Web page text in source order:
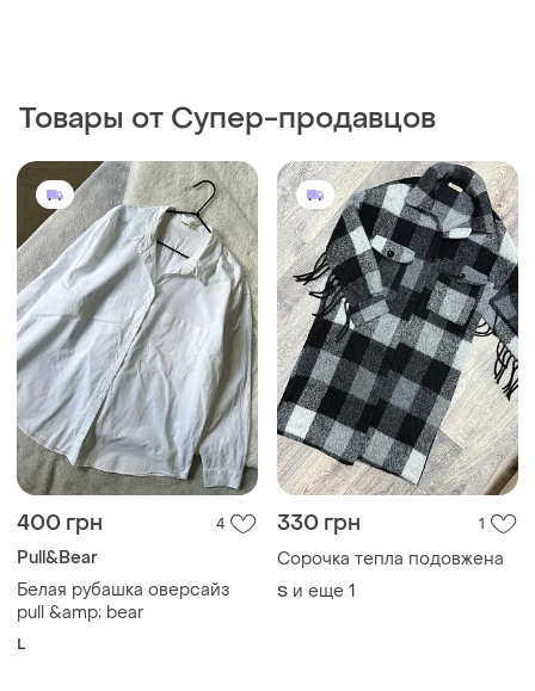
Товары от Супер-продавцов
400 грн 4
Pull&Bear
Белая рубашка оверсайз
pull &amp; bear
L
330 грн 1
Сорочка тепла подовжена
S и еще 1